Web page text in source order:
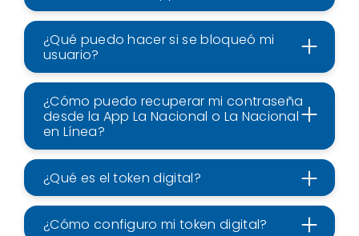
¿Qué puedo hacer si se bloqueó mi
usuario?
¿Cómo puedo recuperar mi contraseña
desde la App La Nacional o La Nacional
en Línea?
¿Qué es el token digital?
¿Cómo configuro mi token digital?